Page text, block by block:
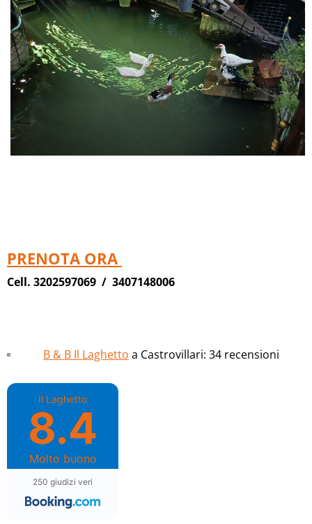
PRENOTA ORA
Cell. 3202597069 / 3407148006
B & B Il Laghetto a Castrovillari: 34 recensioni
Il Laghetto
8.4
Molto buono
250 giudizi veri